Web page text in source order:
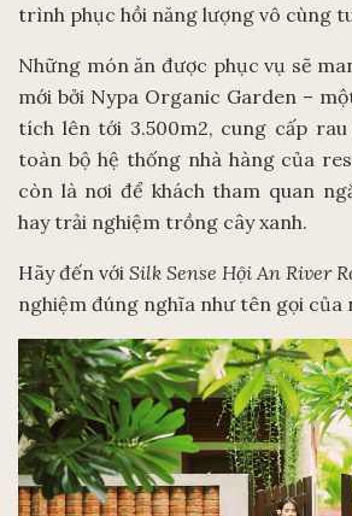
trình phục hồi năng lượng vô cùng
Những món ăn được phục vụ sẽ
mới bởi Nypa Organic Garden –
tích lên tới 3.500m2, cung cấp
toàn bộ hệ thống nhà hàng của
còn là nơi để khách tham quan
hay trải nghiệm trồng cây xanh.
Hãy đến với Silk Sense Hội An River
nghiệm đúng nghĩa như tên gọi của